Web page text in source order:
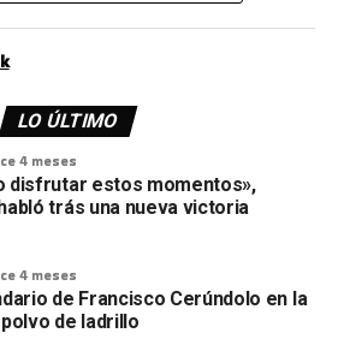
LO ÚLTIMO
4 meses
disfrutar estos momentos»,
trás una nueva victoria
4 meses
de Francisco Cerúndolo en la
de ladrillo